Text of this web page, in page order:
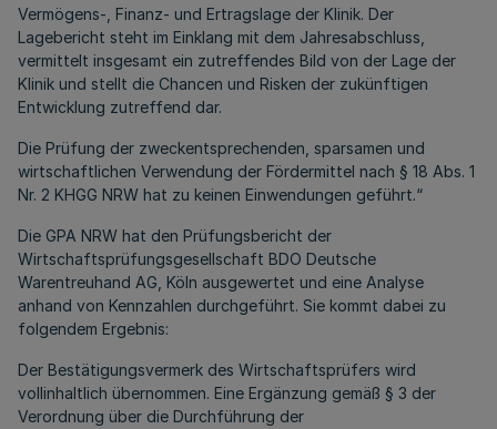
Vermögens-, Finanz- und Ertragslage der Klinik. Der
Lagebericht steht im Einklang mit dem Jahresabschluss,
vermittelt insgesamt ein zutreffendes Bild von der Lage der
Klinik und stellt die Chancen und Risken der zukünftigen
Entwicklung zutreffend dar.
Die Prüfung der zweckentsprechenden, sparsamen und
wirtschaftlichen Verwendung der Fördermittel nach § 18 Abs. 1
Nr. 2 KHGG NRW hat zu keinen Einwendungen geführt.“
Die GPA NRW hat den Prüfungsbericht der
Wirtschaftsprüfungsgesellschaft BDO Deutsche
Warentreuhand AG, Köln ausgewertet und eine Analyse
anhand von Kennzahlen durchgeführt. Sie kommt dabei zu
folgendem Ergebnis:
Der Bestätigungsvermerk des Wirtschaftsprüfers wird
vollinhaltlich übernommen. Eine Ergänzung gemäß § 3 der
Verordnung über die Durchführung der